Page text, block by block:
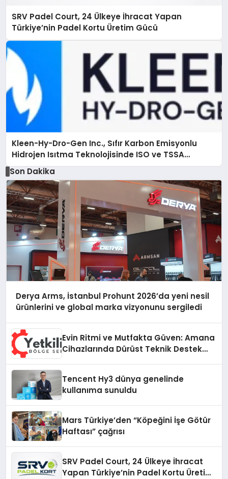
SRV Padel Court, 24 Ülkeye İhracat Yapan
Türkiye’nin Padel Kortu Üretim Gücü
Kleen-Hy-Dro-Gen Inc., Sıfır Karbon Emisyonlu
Hidrojen Isıtma Teknolojisinde ISO ve TSSA
Düzenleyici Onaylarını Aldı
Son Dakika
Derya Arms, İstanbul Prohunt 2026’da yeni nesil
ürünlerini ve global marka vizyonunu sergiledi
Evin Ritmi ve Mutfakta Güven: Amana
Cihazlarında Dürüst Teknik Destek
Tencent Hy3 dünya genelinde
kullanıma sunuldu
Mars Türkiye’den “Köpeğini İşe Götür
Haftası” çağrısı
SRV Padel Court, 24 Ülkeye İhracat
Yapan Türkiye’nin Padel Kortu Üretim